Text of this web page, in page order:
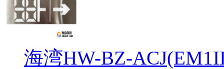
海湾HW-BZ-